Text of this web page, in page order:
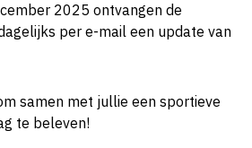
2025 ontvangen de
per e-mail een update van
samen met jullie een sportieve
te beleven!